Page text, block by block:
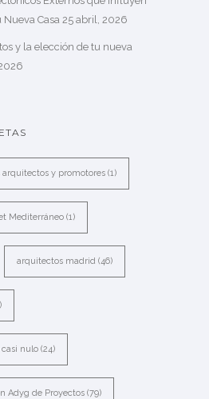
Nueva Casa 25 abril, 2026
y la elección de tu nueva
arquitectos y promotores (1)
Mediterráneo (1)
arquitectos madrid (46)
casi nulo (24)
Adyg de Proyectos (79)